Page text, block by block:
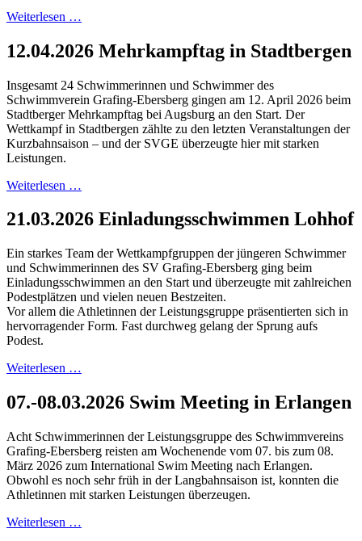
Weiterlesen …
12.04.2026 Mehrkampftag in Stadtbergen
Insgesamt 24 Schwimmerinnen und Schwimmer des
Schwimmverein Grafing-Ebersberg gingen am 12. April 2026 beim
Stadtberger Mehrkampftag bei Augsburg an den Start. Der
Wettkampf in Stadtbergen zählte zu den letzten Veranstaltungen der
Kurzbahnsaison – und der SVGE überzeugte hier mit starken
Leistungen.
Weiterlesen …
21.03.2026 Einladungsschwimmen Lohhof
Ein starkes Team der Wettkampfgruppen der jüngeren Schwimmer
und Schwimmerinnen des SV Grafing-Ebersberg ging beim
Einladungsschwimmen an den Start und überzeugte mit zahlreichen
Podestplätzen und vielen neuen Bestzeiten.
Vor allem die Athletinnen der Leistungsgruppe präsentierten sich in
hervorragender Form. Fast durchweg gelang der Sprung aufs
Podest.
Weiterlesen …
07.-08.03.2026 Swim Meeting in Erlangen
Acht Schwimmerinnen der Leistungsgruppe des Schwimmvereins
Grafing-Ebersberg reisten am Wochenende vom 07. bis zum 08.
März 2026 zum International Swim Meeting nach Erlangen.
Obwohl es noch sehr früh in der Langbahnsaison ist, konnten die
Athletinnen mit starken Leistungen überzeugen.
Weiterlesen …